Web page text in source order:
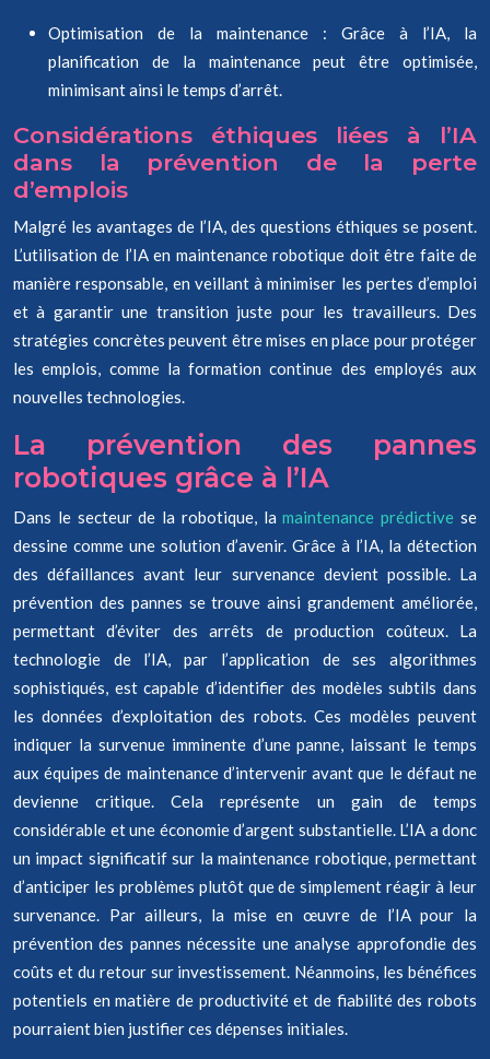
Optimisation de la maintenance : Grâce à l’IA, la
planification de la maintenance peut être optimisée,
minimisant ainsi le temps d’arrêt.
Considérations éthiques liées à l’IA
dans la prévention de la perte
d’emplois
Malgré les avantages de l’IA, des questions éthiques se posent.
L’utilisation de l’IA en maintenance robotique doit être faite de
manière responsable, en veillant à minimiser les pertes d’emploi
et à garantir une transition juste pour les travailleurs. Des
stratégies concrètes peuvent être mises en place pour protéger
les emplois, comme la formation continue des employés aux
nouvelles technologies.
La prévention des pannes
robotiques grâce à l’IA
Dans le secteur de la robotique, lamaintenance prédictive se
dessine comme une solution d’avenir. Grâce à l’IA, la détection
des défaillances avant leur survenance devient possible. La
prévention des pannes se trouve ainsi grandement améliorée,
permettant d’éviter des arrêts de production coûteux. La
technologie de l’IA, par l’application de ses algorithmes
sophistiqués, est capable d’identifier des modèles subtils dans
les données d’exploitation des robots. Ces modèles peuvent
indiquer la survenue imminente d’une panne, laissant le temps
aux équipes de maintenance d’intervenir avant que le défaut ne
devienne critique. Cela représente un gain de temps
considérable et une économie d’argent substantielle. L’IA a donc
un impact significatif sur la maintenance robotique, permettant
d’anticiper les problèmes plutôt que de simplement réagir à leur
survenance. Par ailleurs, la mise en œuvre de l’IA pour la
prévention des pannes nécessite une analyse approfondie des
coûts et du retour sur investissement. Néanmoins, les bénéfices
potentiels en matière de productivité et de fiabilité des robots
pourraient bien justifier ces dépenses initiales.